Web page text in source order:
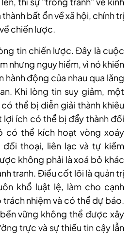
bất ổn về xã hội, chính trị
chiến lược.
tin chiến lược. Đây là cuộc
nhưng nguy hiểm, vì nó khiến
hành động của nhau qua lăng
Khi lòng tin suy giảm, một
thể bị diễn giải thành khiêu
ích có thể bị đẩy thành đối
có thể kích hoạt vòng xoáy
đối thoại, liên lạc và tự kiềm
không phải là xoá bỏ khác
tranh. Điều cốt lõi là quản trị
khổ luật lệ, làm cho cạnh
nhiệm và có thể dự báo.
vững không thể được xây
trực và sự thiếu tin cậy lẫn